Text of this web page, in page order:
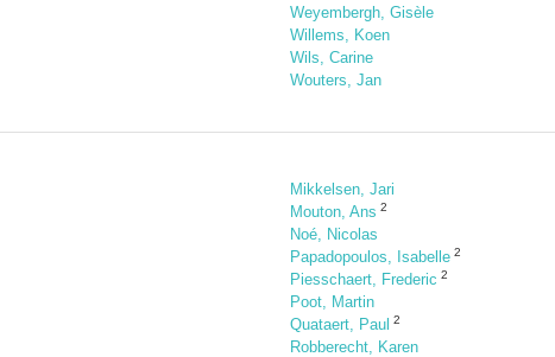
Weyembergh, Gisèle
Willems, Koen
Wils, Carine
Wouters, Jan
Mikkelsen, Jari
Mouton, Ans 2
Noé, Nicolas
Papadopoulos, Isabelle 2
Piesschaert, Frederic 2
Poot, Martin
Quataert, Paul 2
Robberecht, Karen